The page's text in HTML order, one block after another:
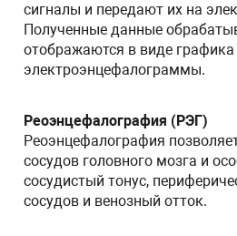
сигналы и передают их на
Полученные данные
отображаются в виде
электроэнцефалограммы.
Реоэнцефалография (РЭГ)
Реоэнцефалография
сосудов головного мозга и
сосудистый тонус,
сосудов и венозный отток.